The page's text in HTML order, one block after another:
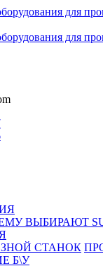
ВЫБИРАЮТ
СТАНОК
Б\У